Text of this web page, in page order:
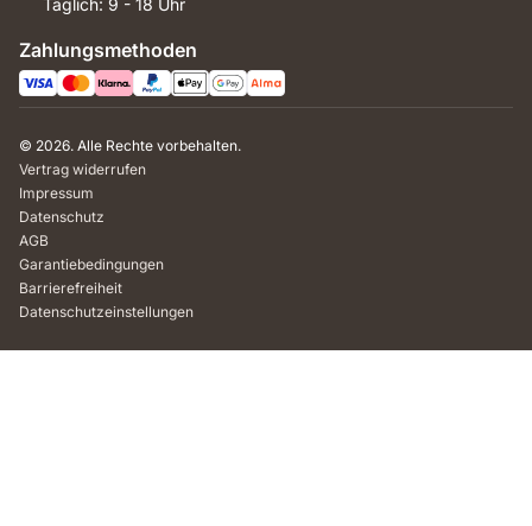
Täglich: 9 - 18 Uhr
Zahlungsmethoden
© 2026. Alle Rechte vorbehalten.
Vertrag widerrufen
Impressum
Datenschutz
AGB
Garantiebedingungen
Barrierefreiheit
Datenschutzeinstellungen